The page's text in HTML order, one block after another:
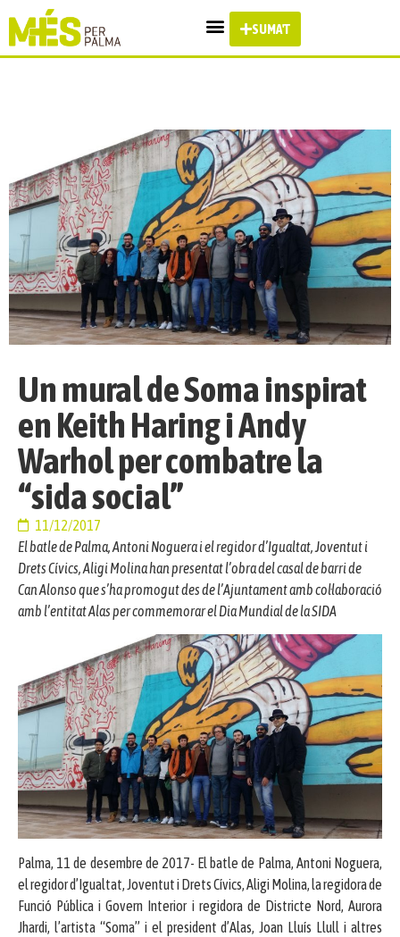
SUMA'T
Un mural de Soma inspirat
en Keith Haring i Andy
Warhol per combatre la
“sida social”
11/12/2017
El batle de Palma, Antoni Noguera i el regidor d’Igualtat, Joventut i
Drets Cívics, Aligi Molina han presentat l’obra del casal de barri de
Can Alonso que s’ha promogut des de l’Ajuntament amb col·laboració
amb l’entitat Alas per commemorar el Dia Mundial de la SIDA
Palma, 11 de desembre de 2017- El batle de Palma, Antoni Noguera,
el regidor d’Igualtat, Joventut i Drets Cívics, Aligi Molina, la regidora de
Funció Pública i Govern Interior i regidora de Districte Nord, Aurora
Jhardi, l’artista “Soma” i el president d’Alas, Joan Lluís Llull i altres